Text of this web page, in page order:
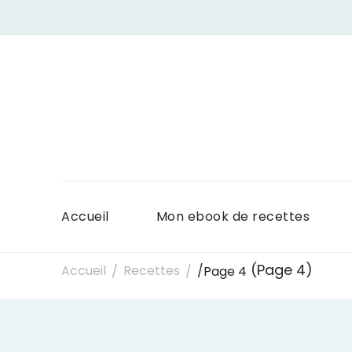
Accueil Mon ebook de recettes
Accueil / Recettes / /Page 4 (Page 4)